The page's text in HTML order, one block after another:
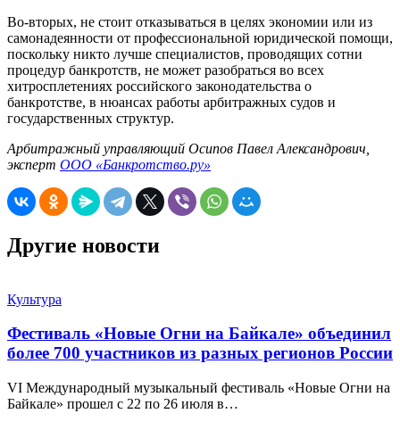
Во-вторых, не стоит отказываться в целях экономии или из
самонадеянности от профессиональной юридической помощи,
поскольку никто лучше специалистов, проводящих сотни
процедур банкротств, не может разобраться во всех
хитросплетениях российского законодательства о
банкротстве, в нюансах работы арбитражных судов и
государственных структур.
Арбитражный управляющий Осипов Павел Александрович,
эксперт ООО «Банкротство.ру»
Другие новости
Культура
Фестиваль «Новые Огни на Байкале» объединил
более 700 участников из разных регионов России
VI Международный музыкальный фестиваль «Новые Огни на
Байкале» прошел с 22 по 26 июля в…